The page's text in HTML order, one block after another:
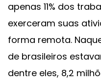
apenas 11% dos
exerceram suas
forma remota.
de brasileiros
dentre eles, 8,2